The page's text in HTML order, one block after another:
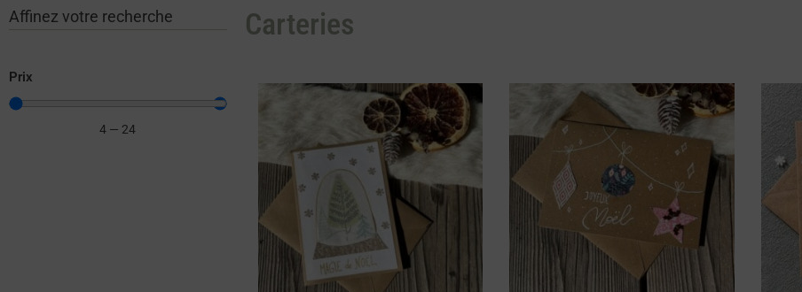
Affinez votre recherche
Prix
4 — 24
Carteries